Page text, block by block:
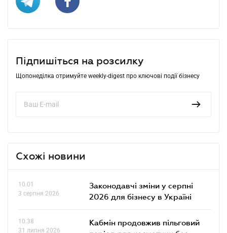
Підпишіться на розсилку
Щопонеділка отримуйте weekly-digest про ключові події бізнесу
Схожі новини
10.01
3 серпня 2026
Законодавчі зміни у серпні
2026 для бізнесу в Україні
10.38
31 липня 2026
Кабмін продовжив пільговий